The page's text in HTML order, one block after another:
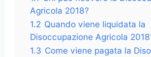
Agricola 2018?
1.2 Quando viene liquidata la
Disoccupazione Agricola
1.3 Come viene pagata la